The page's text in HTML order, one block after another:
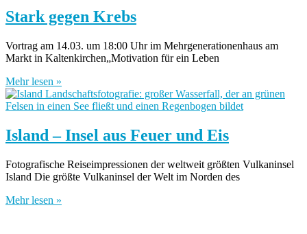
Stark gegen Krebs
Vortrag am 14.03. um 18:00 Uhr im Mehrgenerationenhaus am
Markt in Kaltenkirchen„Motivation für ein Leben
Mehr lesen »
Island – Insel aus Feuer und Eis
Fotografische Reiseimpressionen der weltweit größten Vulkaninsel
Island Die größte Vulkaninsel der Welt im Norden des
Mehr lesen »